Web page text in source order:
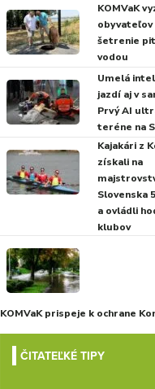
KOMVaK
obyvateľov
šetrenie
vodou
Umelá
jazdí aj v
Prvý AI
teréne na
Kajakári z
získali na
Slovenska
a ovládli
klubov
KOMVaK prispeje k ochrane
ČITATEĽKÉ TIPY